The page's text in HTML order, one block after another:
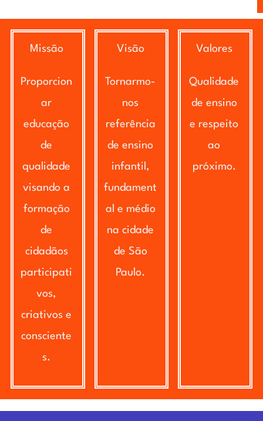
Missão
Proporcion
ar
educação
de
qualidade
visando a
formação
de
cidadãos
participati
vos,
criativos e
consciente
s.
Visão
Tornarmo-
nos
referência
de ensino
infantil,
fundament
al e médio
na cidade
de São
Paulo.
Valores
Qualidade
de ensino
e respeito
ao
próximo.